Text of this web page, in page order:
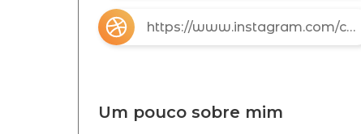
https://www.instagram.com/chronos_literarius/
Um pouco sobre mim